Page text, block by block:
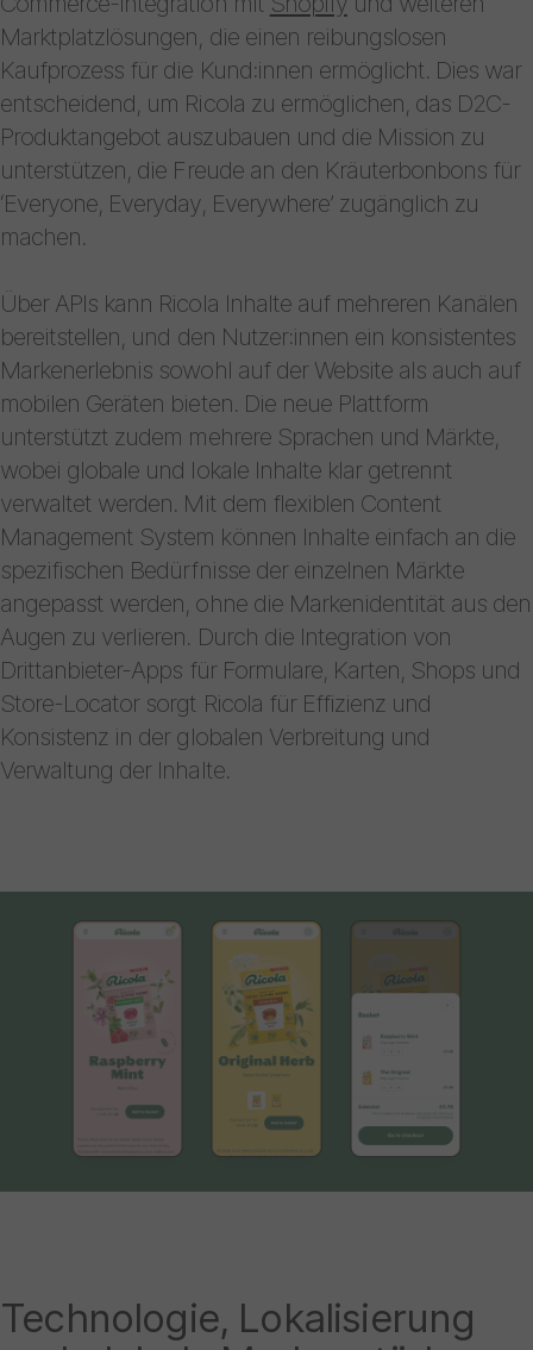
Marktplatzlösungen, die einen reibungslosen
Kaufprozess für die Kund:innen ermöglicht. Dies war
entscheidend, um Ricola zu ermöglichen, das D2C-
Produktangebot auszubauen und die Mission zu
unterstützen, die Freude an den Kräuterbonbons für
‘Everyone, Everyday, Everywhere’ zugänglich zu
machen.
Über APIs kann Ricola Inhalte auf mehreren Kanälen
bereitstellen, und den Nutzer:innen ein konsistentes
Markenerlebnis sowohl auf der Website als auch auf
mobilen Geräten bieten. Die neue Plattform
unterstützt zudem mehrere Sprachen und Märkte,
wobei globale und lokale Inhalte klar getrennt
verwaltet werden. Mit dem flexiblen Content
Management System können Inhalte einfach an die
spezifischen Bedürfnisse der einzelnen Märkte
angepasst werden, ohne die Markenidentität aus den
Augen zu verlieren. Durch die Integration von
Drittanbieter-Apps für Formulare, Karten, Shops und
Store-Locator sorgt Ricola für Effizienz und
Konsistenz in der globalen Verbreitung und
Verwaltung der Inhalte.
Technologie, Lokalisierung